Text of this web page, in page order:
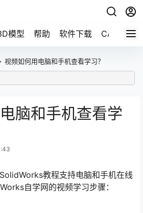
模型 帮助 软件下载 CAD资料
视频如何用电脑和手机查看学习？
脑和手机查看学
教程支持电脑和手机在线
自学网的视频学习步骤：